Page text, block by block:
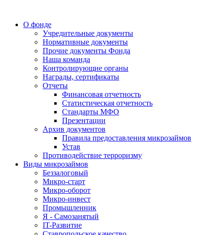
О фонде
Учредительные документы
Нормативные документы
Прочие документы Фонда
Наша команда
Контролирующие органы
Награды, сертификаты
Отчеты
Финансовая отчетность
Статистическая отчетность
Стандарты МФО
Презентации
Архив документов
Правила предоставления микрозаймов
Устав
Противодействие терроризму
Виды микрозаймов
Беззалоговый
Микро-старт
Микро-оборот
Микро-инвест
Промышленник
Я - Самозанятый
IT-Развитие